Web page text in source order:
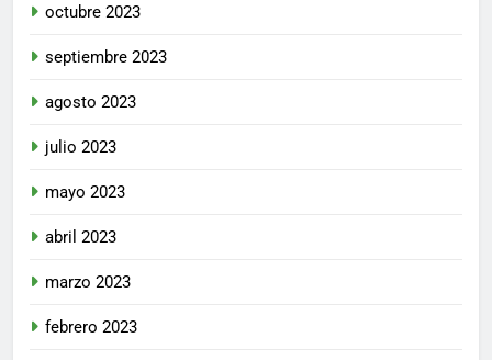
octubre 2023
septiembre 2023
agosto 2023
julio 2023
mayo 2023
abril 2023
marzo 2023
febrero 2023